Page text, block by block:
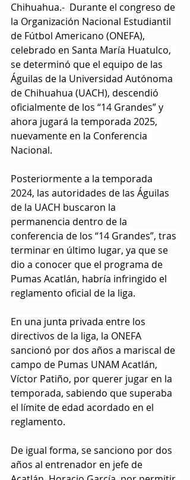
Chihuahua.-  Durante el congreso de
la Organización Nacional Estudiantil
de Fútbol Americano (ONEFA),
celebrado en Santa María Huatulco,
se determinó que el equipo de las
Águilas de la Universidad Autónoma
de Chihuahua (UACH), descendió
oficialmente de los “14 Grandes” y
ahora jugará la temporada 2025,
nuevamente en la Conferencia
Nacional.
Posteriormente a la temporada
2024, las autoridades de las Águilas
de la UACH buscaron la
permanencia dentro de la
conferencia de los “14 Grandes”, tras
terminar en último lugar, ya que se
dio a conocer que el programa de
Pumas Acatlán, habría infringido el
reglamento oficial de la liga.
En una junta privada entre los
directivos de la liga, la ONEFA
sancionó por dos años a mariscal de
campo de Pumas UNAM Acatlán,
Víctor Patiño, por querer jugar en la
temporada, sabiendo que superaba
el límite de edad acordado en el
reglamento.
De igual forma, se sanciono por dos
años al entrenador en jefe de